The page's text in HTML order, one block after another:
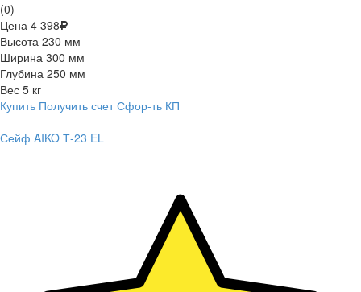
(0)
Цена 4 398
Высота 230 мм
Ширина 300 мм
Глубина 250 мм
Вес 5 кг
Купить Получить счет Сфор-ть КП
Сейф AIKO Т-23 EL